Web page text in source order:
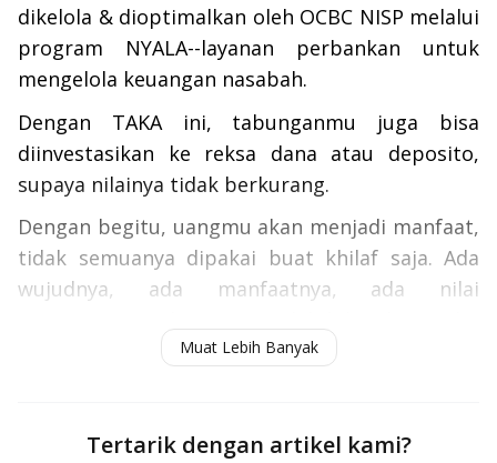
dikelola & dioptimalkan oleh OCBC NISP melalui
program NYALA--layanan perbankan untuk
mengelola keuangan nasabah.
Dengan TAKA ini, tabunganmu juga bisa
diinvestasikan ke reksa dana atau deposito,
supaya nilainya tidak berkurang.
Dengan begitu, uangmu akan menjadi manfaat,
tidak semuanya dipakai buat khilaf saja. Ada
wujudnya, ada manfaatnya, ada nilai
Muat Lebih Banyak
Tertarik dengan artikel kami?